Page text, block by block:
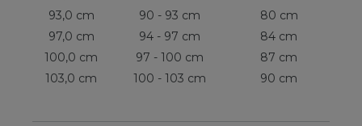
93,0 cm
90 - 93 cm
80 cm
97,0 cm
94 - 97 cm
84 cm
100,0 cm
97 - 100 cm
87 cm
103,0 cm
100 - 103 cm 90 cm